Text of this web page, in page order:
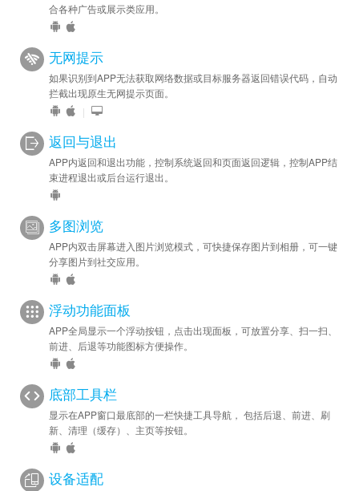
合各种广告或展示类应用。
无网提示
如果识别到APP无法获取网络数据或目标服务器返回错误代码，自动
拦截出现原生无网提示页面。
|
返回与退出
APP内返回和退出功能，控制系统返回和页面返回逻辑，控制APP结
束进程退出或后台运行退出。
多图浏览
APP内双击屏幕进入图片浏览模式，可快捷保存图片到相册，可一键
分享图片到社交应用。
浮动功能面板
APP全局显示一个浮动按钮，点击出现面板，可放置分享、扫一扫、
前进、后退等功能图标方便操作。
底部工具栏
显示在APP窗口最底部的一栏快捷工具导航， 包括后退、前进、刷
新、清理（缓存）、主页等按钮。
设备适配